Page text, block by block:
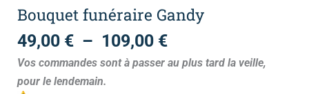
Bouquet funéraire Gandy
49,00 € – 109,00 €
Vos commandes sont à passer au plus tard la veille,
pour le lendemain.